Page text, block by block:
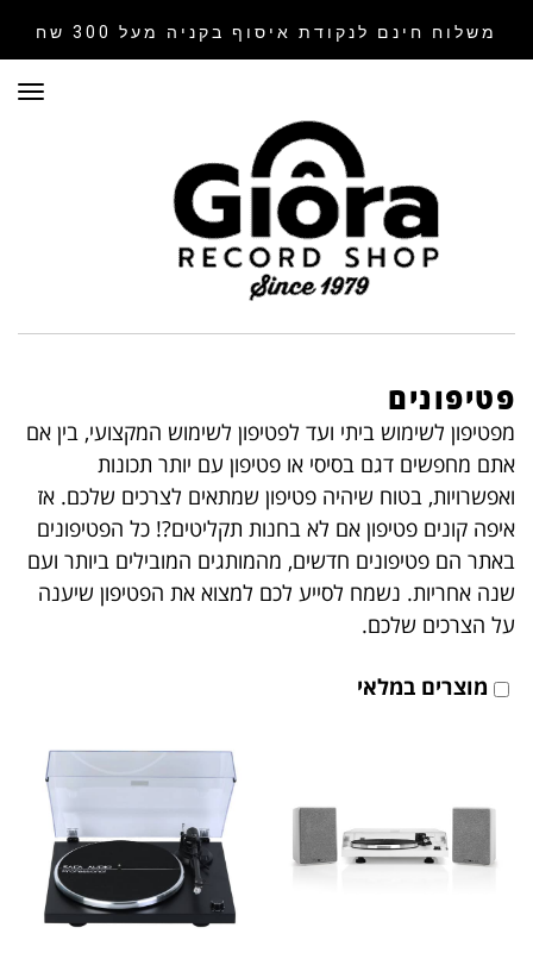
משלוח חינם לנקודת איסוף בקניה מעל 300 שח
פטיפונים
מפטיפון לשימוש ביתי ועד לפטיפון לשימוש המקצועי, בין אם
אתם מחפשים דגם בסיסי או פטיפון עם יותר תכונות
ואפשרויות, בטוח שיהיה פטיפון שמתאים לצרכים שלכם. אז
איפה קונים פטיפון אם לא בחנות תקליטים?! כל הפטיפונים
באתר הם פטיפונים חדשים, מהמותגים המובילים ביותר ועם
שנה אחריות. נשמח לסייע לכם למצוא את הפטיפון שיענה
על הצרכים שלכם.
מוצרים במלאי